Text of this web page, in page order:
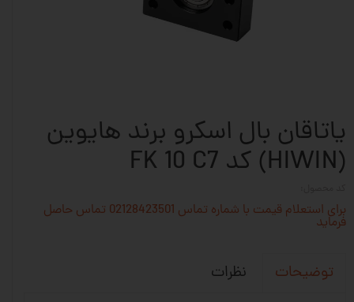
یاتاقان بال اسکرو برند هایوین
(HIWIN) کد FK 10 C7
برای استعلام قیمت با شماره تماس 02128423501 تماس حاصل
فرماید
توضیحات نظرات